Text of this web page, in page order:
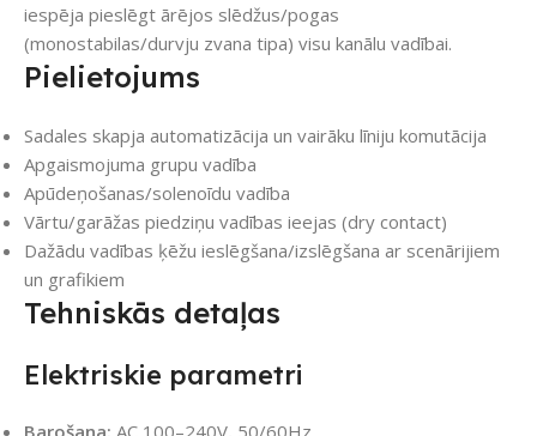
iespēja pieslēgt ārējos slēdžus/pogas
(monostabilas/durvju zvana tipa) visu kanālu vadībai.
Pielietojums
Sadales skapja automatizācija un vairāku līniju komutācija
Apgaismojuma grupu vadība
Apūdeņošanas/solenoīdu vadība
Vārtu/garāžas piedziņu vadības ieejas (dry contact)
Dažādu vadības ķēžu ieslēgšana/izslēgšana ar scenārijiem
un grafikiem
Tehniskās detaļas
Elektriskie parametri